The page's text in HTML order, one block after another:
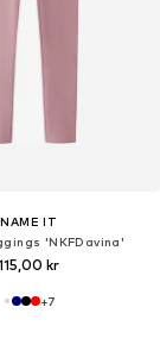
NAME IT
'NKFDavina'
kr
+7